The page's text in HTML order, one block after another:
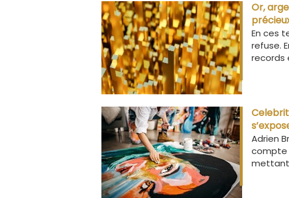
Or,
En ces
refuse.
records
Adrien
compte
mettant